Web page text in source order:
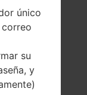
único
su
y